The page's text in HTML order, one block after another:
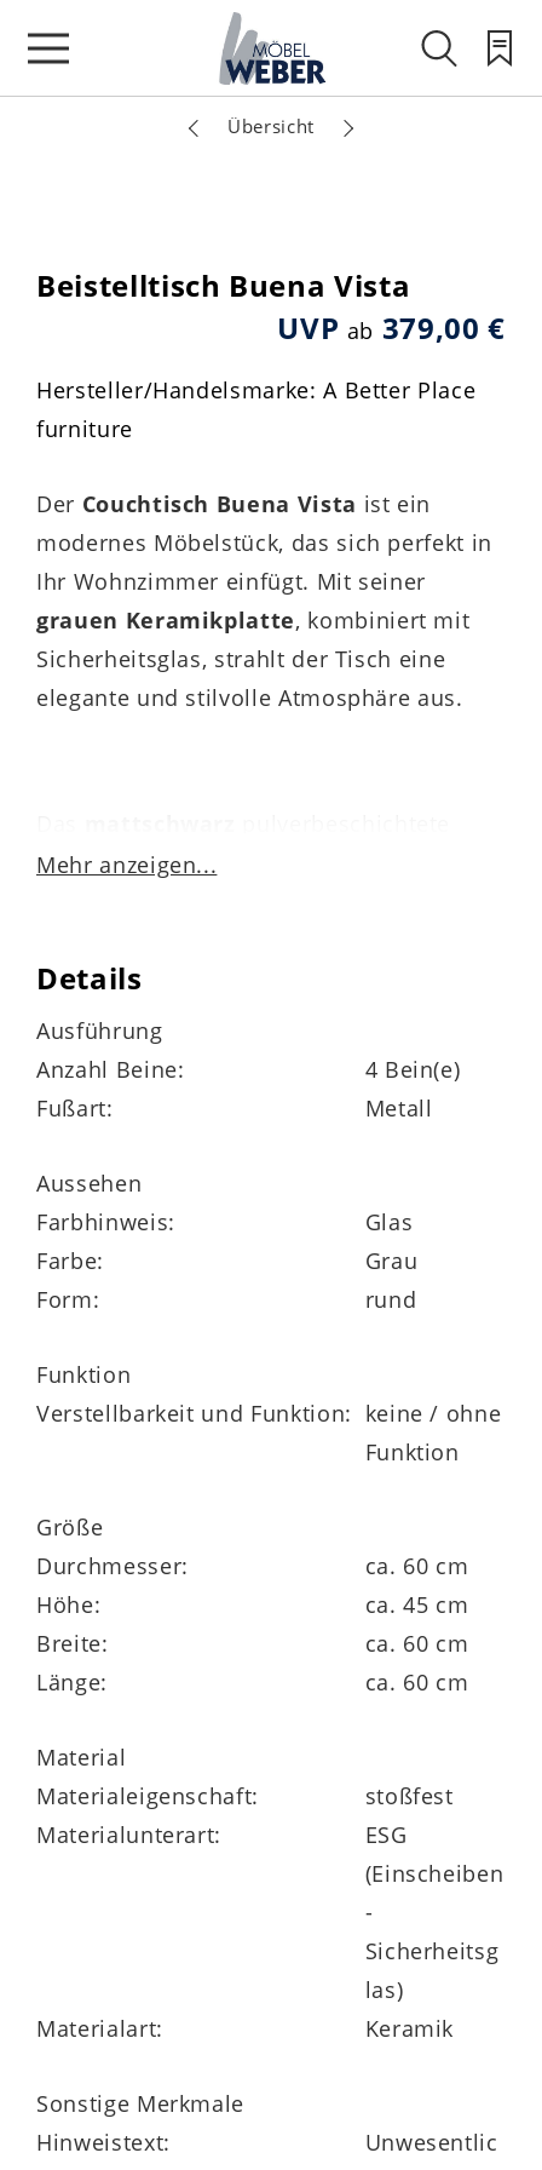
Übersicht
Beistelltisch Buena Vista
UVP ab 379,00 €
Hersteller/Handelsmarke: A Better Place
furniture
Der Couchtisch Buena Vista ist ein
modernes Möbelstück, das sich perfekt in
Ihr Wohnzimmer einfügt. Mit seiner
grauen Keramikplatte, kombiniert mit
Sicherheitsglas, strahlt der Tisch eine
elegante und stilvolle Atmosphäre aus.
Metallgestellverleiht dem Sofatisch nicht
sorgfältig konstruiert, um eine maximale
Belastbarkeit
gewährleisten.
Mit einem
bietet der Wohnzimmertisch genügend
Platz für Ihre Lieblingsdekorationen oder
Ablagefläche für Bücher und Zeitschriften.
was eine bequeme Erreichbarkeit
ermöglicht, ohne den Raum optisch zu
Dieser Sofatisch ist nicht nur praktisch,
sondern auch ästhetisch ansprechend.
Seinezeitlose Optik
verschiedenen Einrichtungsstilen und
Eleganz.
– ein Must-have für jeden
anspruchsvollen Einrichtungsstil und
lassen Sie sich von dem edlen Design
Mehr anzeigen...
Details
Ausführung
Anzahl Beine:
4 Bein(e)
Fußart:
Metall
Aussehen
Farbhinweis:
Glas
Farbe:
Grau
Form:
rund
Funktion
Verstellbarkeit und Funktion: keine / ohne
Funktion
Größe
Durchmesser:
ca. 60 cm
Höhe:
ca. 45 cm
Breite:
ca. 60 cm
Länge:
ca. 60 cm
Material
Materialeigenschaft:
stoßfest
Materialunterart:
ESG
(Einscheiben
-
Sicherheitsg
las)
Materialart:
Keramik
Sonstige Merkmale
Hinweistext:
Unwesentlic